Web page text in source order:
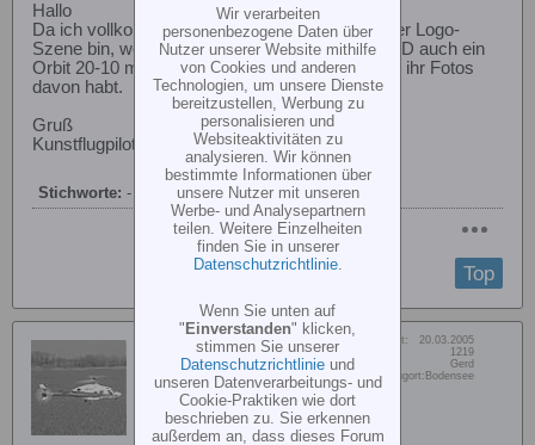
Hallo
Da ich vollkommen neu hier im Forum und in der Logo-
Szene bin, wollte ich fragen, ob in den Logo10 3D auch ein
Orbit 20-10 mit Lüfterrad passt, und wenn ja, ob ihr Fotos
davon habt.
Gruß
Kunstflugpilot
Stichworte: -
Top
GerdS
Senior Member
Dabei seit:
20.03.2005
1219
Gerd
Wohn/Flugort: Bodensee
Wir verarbeiten
personenbezogene Daten über
Nutzer unserer Website mithilfe
von Cookies und anderen
Technologien, um unsere Dienste
bereitzustellen, Werbung zu
personalisieren und
Websiteaktivitäten zu
analysieren. Wir können
bestimmte Informationen über
unsere Nutzer mit unseren
Werbe- und Analysepartnern
teilen. Weitere Einzelheiten
finden Sie in unserer
Datenschutzrichtlinie.
Wenn Sie unten auf
"Einverstanden" klicken,
stimmen Sie unserer
Datenschutzrichtlinie und
unseren Datenverarbeitungs- und
Cookie-Praktiken wie dort
beschrieben zu. Sie erkennen
außerdem an, dass dieses Forum